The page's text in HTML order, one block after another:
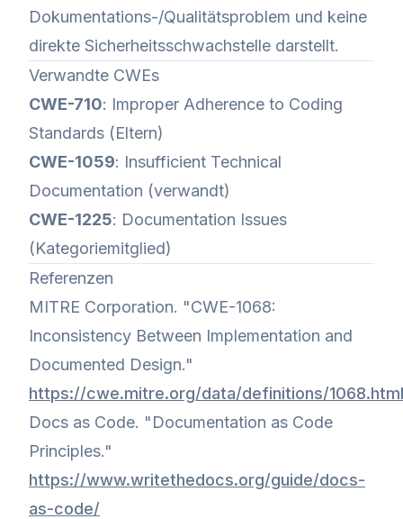
Dokumentations-/Qualitätsproblem und keine
direkte Sicherheitsschwachstelle darstellt.
Verwandte CWEs
CWE-710: Improper Adherence to Coding
Standards (Eltern)
CWE-1059: Insufficient Technical
Documentation (verwandt)
CWE-1225: Documentation Issues
(Kategoriemitglied)
Referenzen
MITRE Corporation. "CWE-1068:
Inconsistency Between Implementation and
Documented Design."
https://cwe.mitre.org/data/definitions/1068.html
Docs as Code. "Documentation as Code
Principles."
https://www.writethedocs.org/guide/docs-
as-code/